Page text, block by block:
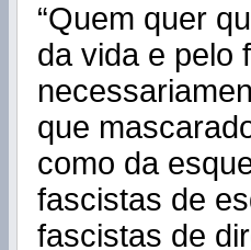
“Quem quer
da vida e pelo
que
como da
fascistas de
fascistas de